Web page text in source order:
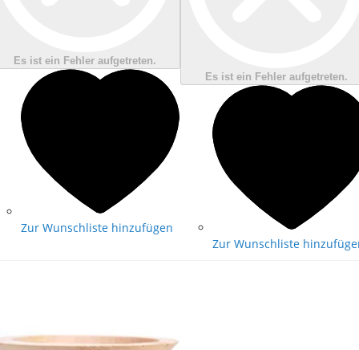
Es ist ein Fehler aufgetreten.
Zur Wunschliste hinzufügen
Es ist ein Fehler aufgetreten.
Zur Wunschliste